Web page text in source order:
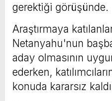
gerektiği görüşünde.
Araştırmaya
Netanyahu'nun
aday olmasının
ederken,
konuda kararsız